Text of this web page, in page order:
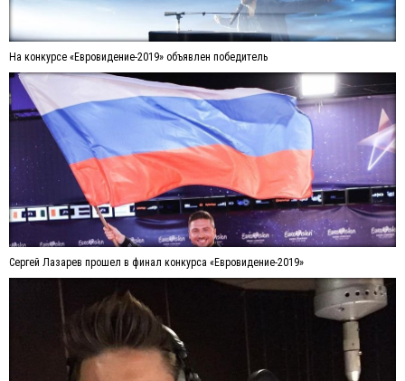
На конкурсе «Евровидение-2019» объявлен победитель
Сергей Лазарев прошел в финал конкурса «Евровидение-2019»